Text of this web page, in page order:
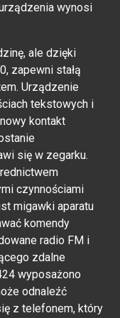
wynosi
ale dzięki
zapewni stałą
Urządzenie
tekstowych i
kontakt
się w zegarku.
czynnościami
migawki aparatu
komendy
radio FM i
zdalne
wyposażono
odnaleźć
z telefonem, który